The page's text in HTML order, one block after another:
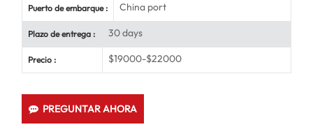
Puerto de embarque : China port
Plazo de entrega : 30 days
Precio : $19000-$22000
PREGUNTAR AHORA